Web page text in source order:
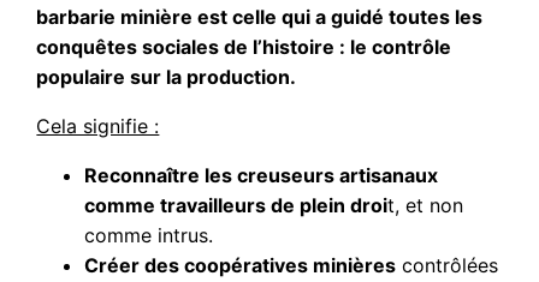
barbarie minière est celle qui a guidé toutes les
conquêtes sociales de l’histoire : le contrôle
populaire sur la production.
Cela signifie :
Reconnaître les creuseurs artisanaux
comme travailleurs de plein droit, et non
comme intrus.
Créer des coopératives minières contrôlées